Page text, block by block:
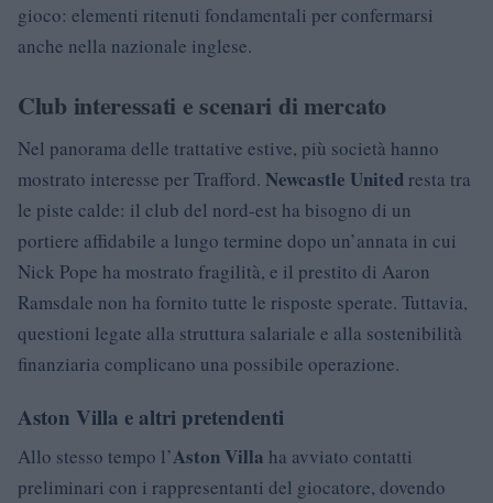
gioco: elementi ritenuti fondamentali per confermarsi
anche nella nazionale inglese.
Club interessati e scenari di mercato
Nel panorama delle trattative estive, più società hanno
mostrato interesse per Trafford. Newcastle United resta tra
le piste calde: il club del nord-est ha bisogno di un
portiere affidabile a lungo termine dopo un’annata in cui
Nick Pope ha mostrato fragilità, e il prestito di Aaron
Ramsdale non ha fornito tutte le risposte sperate. Tuttavia,
questioni legate alla struttura salariale e alla sostenibilità
finanziaria complicano una possibile operazione.
Aston Villa e altri pretendenti
Allo stesso tempo l’Aston Villa ha avviato contatti
preliminari con i rappresentanti del giocatore, dovendo